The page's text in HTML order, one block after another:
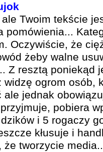
Twoim tekście
pomówienia...
Oczywiście, że
żeby walne
Z resztą poniekąd
widzę ogrom osób,
ale jednak
przyjmuje, pobiera
i 5 rogaczy
kłusuje i
że tworzycie